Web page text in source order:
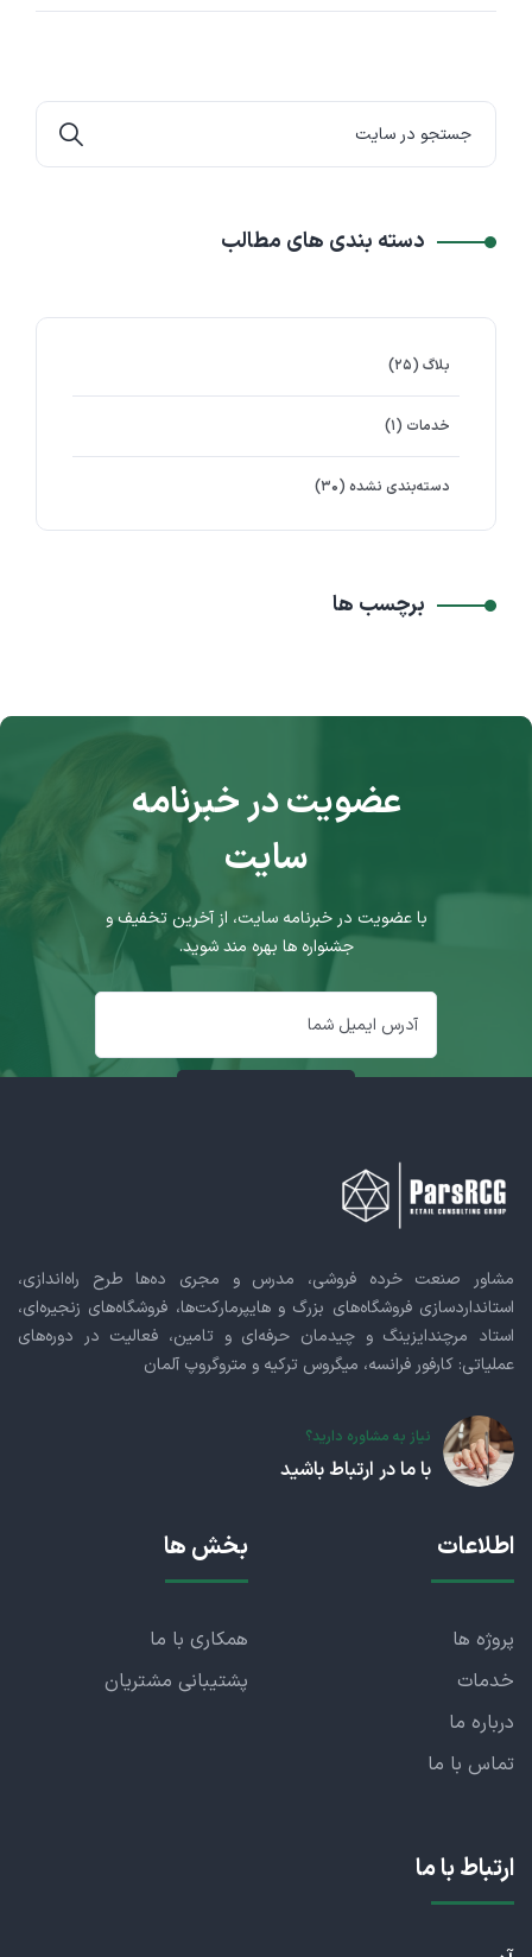
دسته بندی های مطالب
بلاگ (۲۵)
خدمات (۱)
دسته‌بندی نشده (۳۰)
برچسب ها
عضویت در خبرنامه
سایت
با عضویت در خبرنامه سایت، از آخرین تخفیف و
جشنواره ها بهره مند شوید.
مشاور صنعت خرده فروشی، مدرس و مجری ده‌ها طرح راه‌اندازی،
استانداردسازی فروشگاه‌های بزرگ و هایپرمارکت‌ها، فروشگاه‌های زنجیره‌ای،
استاد مرچندایزینگ و چیدمان حرفه‌ای و تامین، فعالیت در دوره‌های
عملیاتی: کارفور فرانسه، میگروس ترکیه و متروگروپ آلمان
نیاز به مشاوره دارید؟
با ما در ارتباط باشید
اطلاعات
پروژه ها
خدمات
درباره ما
تماس با ما
بخش ها
همکاری با ما
پشتیبانی مشتریان
ارتباط با ما